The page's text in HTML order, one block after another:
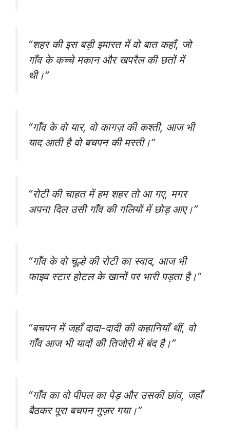
“शहर की इस बड़ी इमारत में वो बात कहाँ, जो
गाँव के कच्चे मकान और खपरैल की छतों में
थी।”
“गाँव के वो यार, वो कागज़ की कश्ती, आज भी
याद आती है वो बचपन की मस्ती।”
“रोटी की चाहत में हम शहर तो आ गए, मगर
अपना दिल उसी गाँव की गलियों में छोड़ आए।”
“गाँव के वो चूल्हे की रोटी का स्वाद, आज भी
फाइव स्टार होटल के खानों पर भारी पड़ता है।”
“बचपन में जहाँ दादा-दादी की कहानियाँ थीं, वो
गाँव आज भी यादों की तिजोरी में बंद है।”
“गाँव का वो पीपल का पेड़ और उसकी छांव, जहाँ
बैठकर पूरा बचपन गुज़र गया।”